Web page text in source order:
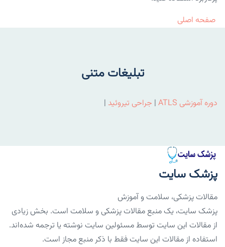
صفحه اصلی
تبلیغات متنی
دوره آموزشی ATLS | جراحی تیروئید |
پزشک سایت
مقالات پزشکی، سلامت و آموزش
پزشک سایت، یک منبع مقالات پزشکی و سلامت است. بخش زیادی
از مقالات این سایت توسط مسئولین سایت نوشته یا ترجمه شده‌اند.
استفاده از مقالات این سایت فقط با ذکر منبع مجاز است.